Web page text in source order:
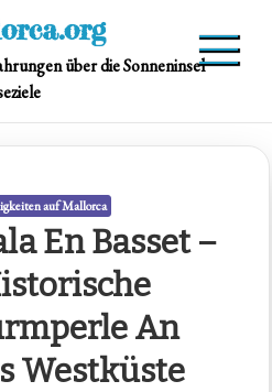
über die Sonneninsel
auf Mallorca
En Basset –
An
Westküste